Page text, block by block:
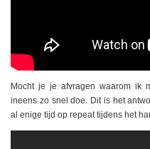
Mocht je je afvragen waarom ik
ineens zo snel doe. Dit is het
al enige tijd op repeat tijdens het